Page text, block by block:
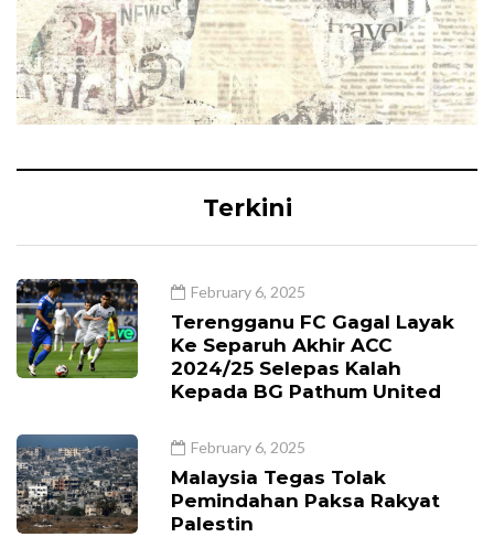
Terkini
February 6, 2025
Terengganu FC Gagal Layak
Ke Separuh Akhir ACC
2024/25 Selepas Kalah
Kepada BG Pathum United
February 6, 2025
Malaysia Tegas Tolak
Pemindahan Paksa Rakyat
Palestin